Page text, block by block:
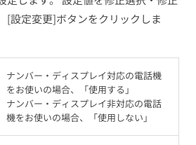
[設定変更]ボタンをクリックしま
ナンバー・ディスプレイ対応の電話機
をお使いの場合、「使用する」
ナンバー・ディスプレイ非対応の電話
機をお使いの場合、「使用しない」